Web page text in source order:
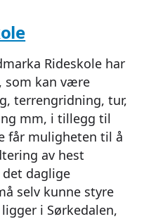
Rideskole har
som kan være
terrengridning, tur,
mm, i tillegg til
får muligheten til å
av hest
daglige
selv kunne styre
i Sørkedalen,